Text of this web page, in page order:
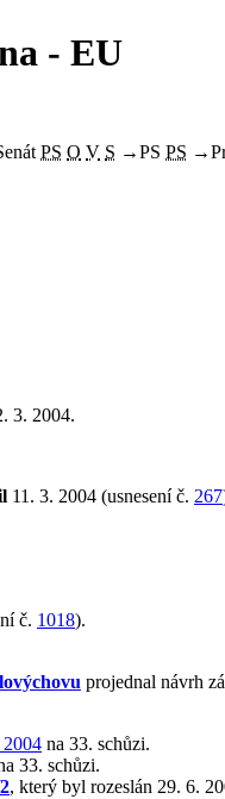
- EU
PS O V S →PS PS →
3. 2004.
11. 3. 2004 (usnesení č. 267
č. 1018).
projednal návrh
2004 na 33. schůzi.
33. schůzi.
, který byl rozeslán 29. 6.